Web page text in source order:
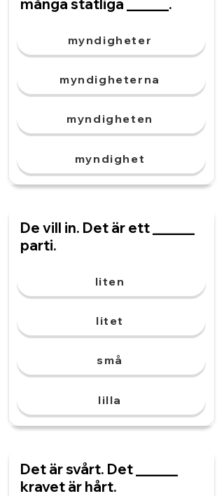
många statliga ______.
myndigheter
myndigheterna
myndigheten
myndighet
De vill in. Det är ett ______
parti.
liten
litet
små
lilla
Det är svårt. Det ______
kravet är hårt.